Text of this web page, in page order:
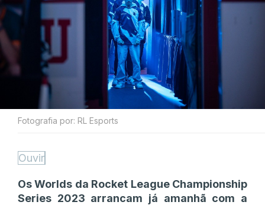
Fotografia por: RL Esports
Ouvir
Os Worlds da Rocket League Championship
Series 2023 arrancam já amanhã com a